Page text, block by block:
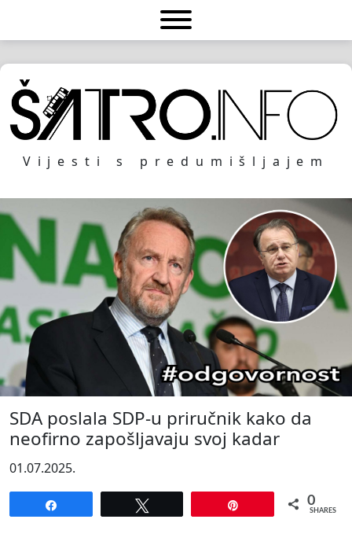
Vijesti s predumišljajem
SDA poslala SDP-u priručnik kako da
neofirno zapošljavaju svoj kadar
01.07.2025.
0
SHARES